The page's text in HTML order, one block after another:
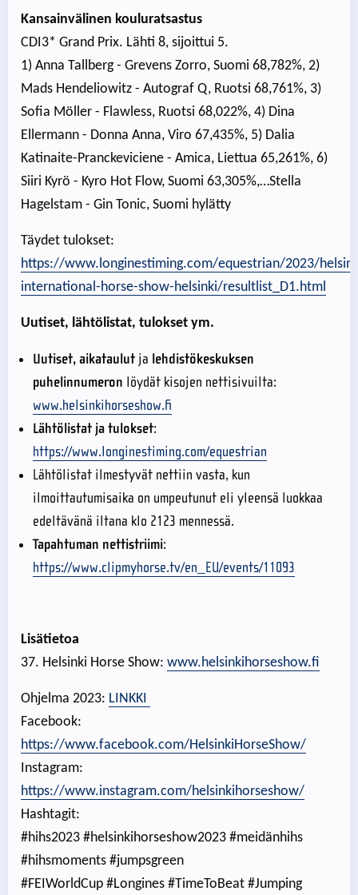
Kansainvälinen kouluratsastus
CDI3* Grand Prix. Lähti 8, sijoittui 5.
1) Anna Tallberg - Grevens Zorro, Suomi 68,782%, 2)
Mads Hendeliowitz - Autograf Q, Ruotsi 68,761%, 3)
Sofia Möller - Flawless, Ruotsi 68,022%, 4) Dina
Ellermann - Donna Anna, Viro 67,435%, 5) Dalia
Katinaite-Pranckeviciene - Amica, Liettua 65,261%, 6)
Siiri Kyrö - Kyro Hot Flow, Suomi 63,305%,…Stella
Hagelstam - Gin Tonic, Suomi hylätty
Täydet tulokset:
https://www.longinestiming.com/equestrian/2023/
international-horse-show-helsinki/resultlist_D1.html
Uutiset, lähtölistat, tulokset ym.
Uutiset, aikataulut ja lehdistökeskuksen
puhelinnumeron löydät kisojen nettisivuilta:
www.helsinkihorseshow.fi
Lähtölistat ja tulokset:
https://www.longinestiming.com/equestrian
Lähtölistat ilmestyvät nettiin vasta, kun
ilmoittautumisaika on umpeutunut eli yleensä luokkaa
edeltävänä iltana klo 2123 mennessä.
Tapahtuman nettistriimi:
https://www.clipmyhorse.tv/en_EU/events/11093
Lisätietoa
37. Helsinki Horse Show: www.helsinkihorseshow.fi
Ohjelma 2023: LINKKI
Facebook:
https://www.facebook.com/HelsinkiHorseShow/
Instagram:
https://www.instagram.com/helsinkihorseshow/
Hashtagit:
#hihs2023 #helsinkihorseshow2023 #meidänhihs
#hihsmoments #jumpsgreen
#FEIWorldCup #Longines #TimeToBeat #Jumping